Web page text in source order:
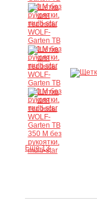
Ещё 13